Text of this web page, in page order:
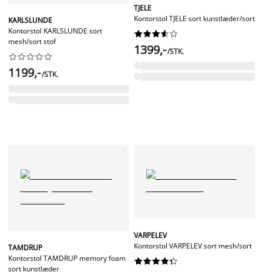
KARLSLUNDE
Kontorstol KARLSLUNDE sort
mesh/sort stof






1199,-/STK.
TJELE
Kontorstol TJELE sort kunstlæder/sort






1399,-/STK.
TAMDRUP
Kontorstol TAMDRUP memory foam
sort kunstlæder
VARPELEV
Kontorstol VARPELEV sort mesh/sort





